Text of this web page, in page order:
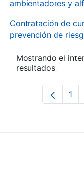
ambientadores y
Contratación de
prevención de
Mostrando el
resultados.
1